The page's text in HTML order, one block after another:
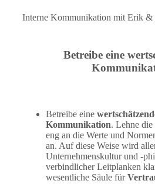
Interne Kommunikation mit Erik &
Betreibe eine
Betreibe eine
Kommunikation. Lehne
eng an die Werte und
an. Auf diese Weise wird
Unternehmenskultur und -
verbindlicher Leitplanken
wesentliche Säule für